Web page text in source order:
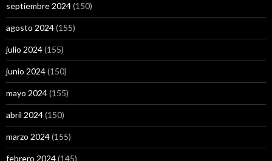
septiembre 2024(150)
agosto 2024(155)
julio 2024(155)
junio 2024(150)
mayo 2024(155)
abril 2024(150)
marzo 2024(155)
febrero 2024(145)